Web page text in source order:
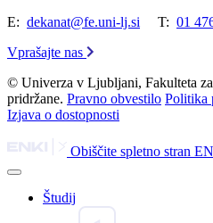
E: dekanat@fe.uni-lj.si T: 01
Vprašajte nas
© Univerza v Ljubljani, Fakulteta
pridržane. Pravno obvestilo Politika
Izjava o dostopnosti
Obiščite spletno stran
Študij